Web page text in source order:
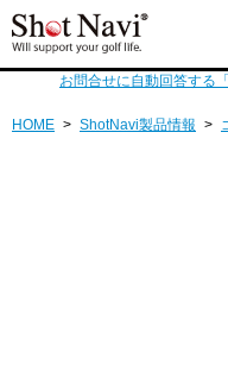
お問合せに自動回答する
HOME > ShotNavi製品情報 >